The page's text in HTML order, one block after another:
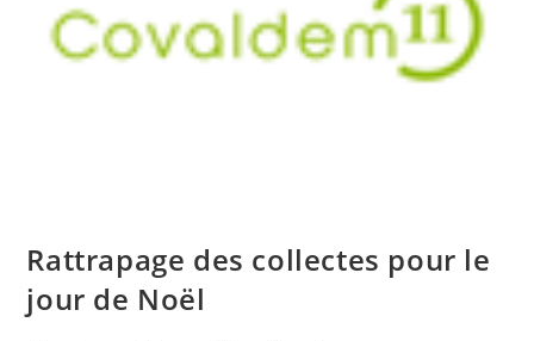
Rattrapage des collectes pour le
jour de Noël